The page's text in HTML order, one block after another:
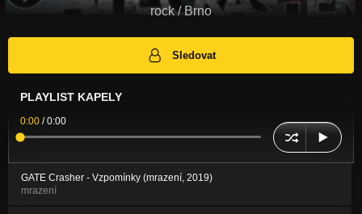
rock / Brno
Sledovat
PLAYLIST KAPELY
0:00 /0:00
GATE Crasher - Vzpomínky (mrazení, 2019)
mrazení